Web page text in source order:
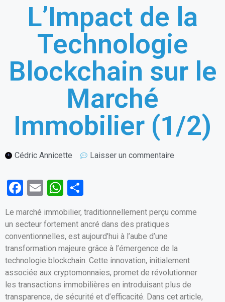
L’Impact de la
Technologie
Blockchain sur le
Marché
Immobilier (1/2)
Cédric Annicette Laisser un commentaire
F
ce
b
o
o
k
E
m
ail
W
h
at
s
A
p
p
ar
ta
g
er
Le marché immobilier, traditionnellement perçu comme
un secteur fortement ancré dans des pratiques
conventionnelles, est aujourd’hui à l’aube d’une
transformation majeure grâce à l’émergence de la
technologie blockchain. Cette innovation, initialement
associée aux cryptomonnaies, promet de révolutionner
les transactions immobilières en introduisant plus de
transparence, de sécurité et d’efficacité. Dans cet article,